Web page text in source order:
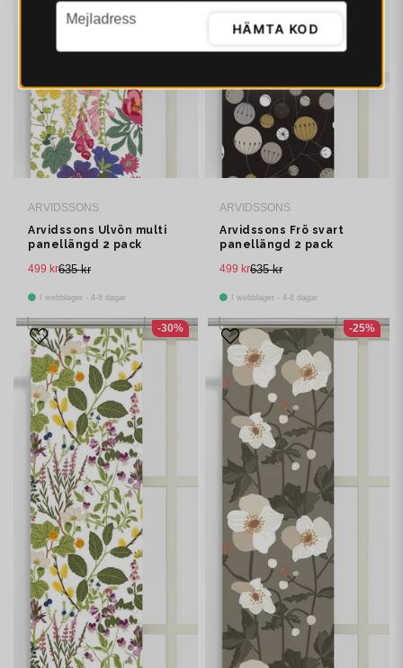
ARVIDSSONS
Arvidssons Ulvön multi
panellängd 2 pack
635 kr
499 kr
I webblager - 4-8 dagar
ARVIDSSONS
Arvidssons Frö svart
panellängd 2 pack
635 kr
499 kr
I webblager - 4-8 dagar
-30% -25%
email
Mejladress
HÄMTA KOD